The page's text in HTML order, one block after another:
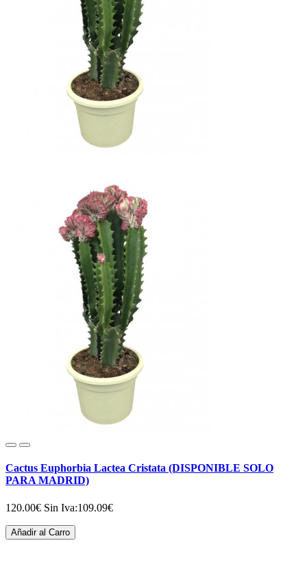
Cactus Euphorbia Lactea Cristata (DISPONIBLE SOLO
PARA MADRID)
120.00€ Sin Iva:109.09€
Añadir al Carro